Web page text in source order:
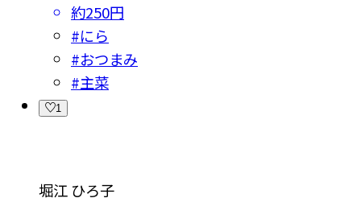
約250円
#にら
#おつまみ
#主菜
1
堀江 ひろ子